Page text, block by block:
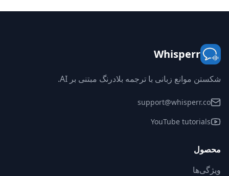
Whisperr
شکستن موانع زبانی با ترجمه بلادرنگ مبتنی بر AI.
support@whisperr.co
YouTube tutorials
محصول
ویژگی‌ها